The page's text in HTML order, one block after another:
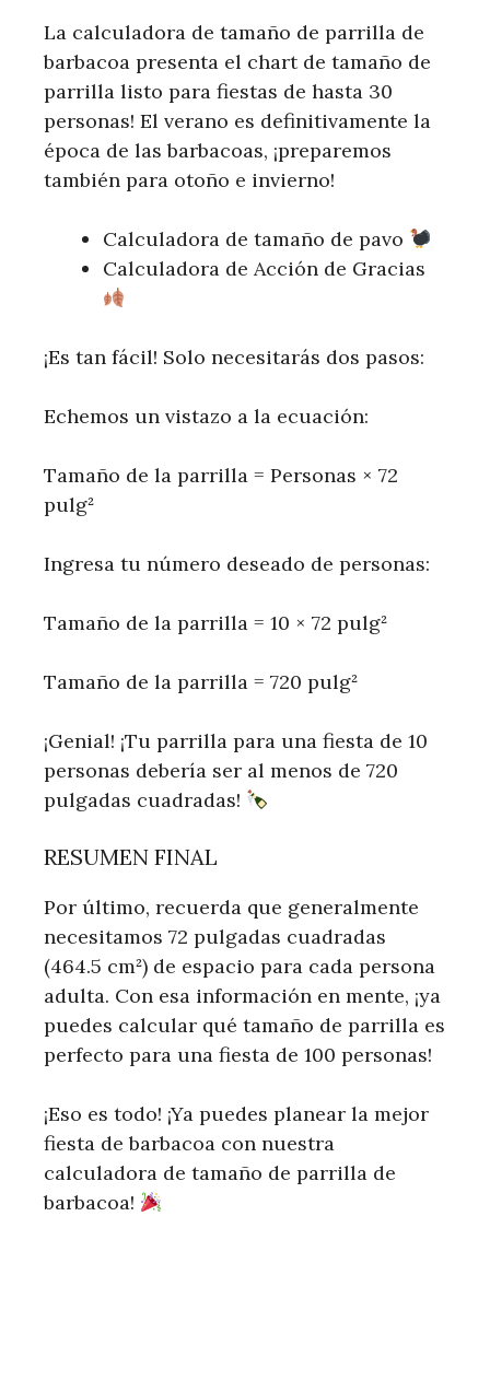
La calculadora de tamaño de parrilla de
barbacoa presenta el chart de tamaño de
parrilla listo para fiestas de hasta 30
personas! El verano es definitivamente la
época de las barbacoas, ¡preparemos
también para otoño e invierno!
Calculadora de tamaño de pavo
Calculadora de Acción de Gracias
¡Es tan fácil! Solo necesitarás dos pasos:
Echemos un vistazo a la ecuación:
Tamaño de la parrilla = Personas × 72
pulg²
Ingresa tu número deseado de personas:
Tamaño de la parrilla = 10 × 72 pulg²
Tamaño de la parrilla = 720 pulg²
¡Genial! ¡Tu parrilla para una fiesta de 10
personas debería ser al menos de 720
pulgadas cuadradas!
RESUMEN FINAL
Por último, recuerda que generalmente
necesitamos 72 pulgadas cuadradas
(464.5 cm²) de espacio para cada persona
adulta. Con esa información en mente, ¡ya
puedes calcular qué tamaño de parrilla es
perfecto para una fiesta de 100 personas!
¡Eso es todo! ¡Ya puedes planear la mejor
fiesta de barbacoa con nuestra
calculadora de tamaño de parrilla de
barbacoa!